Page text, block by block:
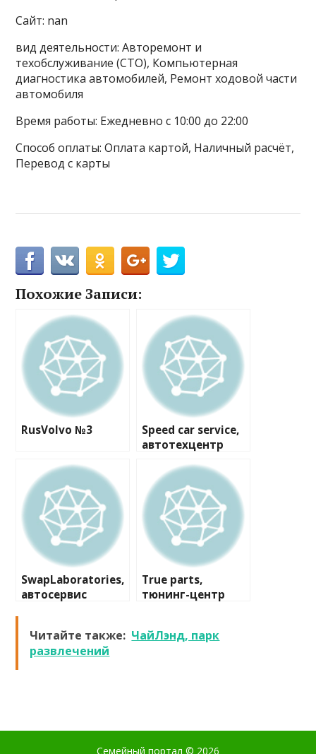
Сайт: nan
вид деятельности: Авторемонт и
техобслуживание (СТО), Компьютерная
диагностика автомобилей, Ремонт ходовой части
автомобиля
Время работы: Ежедневно с 10:00 до 22:00
Способ оплаты: Оплата картой, Наличный расчёт,
Перевод с карты
Похожие Записи:
RusVolvo №3
Speed car service,
автотехцентр
SwapLaboratories,
автосервис
True parts,
тюнинг-центр
Читайте также: ЧайЛэнд, парк
развлечений
Семейный портал © 2026